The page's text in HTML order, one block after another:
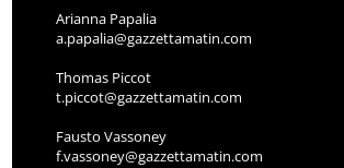
Arianna Papalia
a.papalia@gazzettamatin.com
Thomas Piccot
t.piccot@gazzettamatin.com
Fausto Vassoney
f.vassoney@gazzettamatin.com